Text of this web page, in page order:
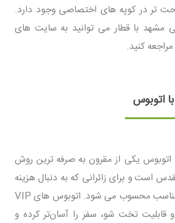
‌تر در کوپه ‌های اختصاصی وجود دارد.
مشهد با قطار می توانید به سایت های
کنید.
اتوبوس
اتوبوس یکی از مقرون ‌به‌ صرفه ‌ترین روش
است و برای زائرانی که به دنبال هزینه
کمتر هستند گزینه ‌ای مناسب محسوب می ‌شود. اتوبوس‌ های VIP
تخت ‌شو، سفر را آسان‌تر کرده و